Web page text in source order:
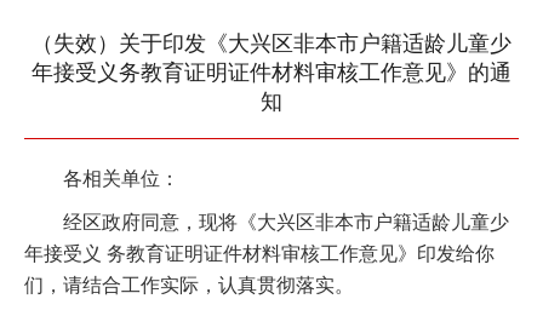
（失效）关于印发《大兴区非本市户籍适龄儿童少
年接受义务教育证明证件材料审核工作意见》的通
知
各相关单位：
经区政府同意，现将《大兴区非本市户籍适龄儿童少
年接受义 务教育证明证件材料审核工作意见》印发给你
们，请结合工作实际，认真贯彻落实。